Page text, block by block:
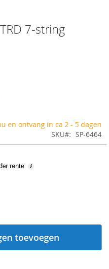
7-string
en ontvang in ca 2 - 5 dagen
SKU
SP-6464
rente
toevoegen